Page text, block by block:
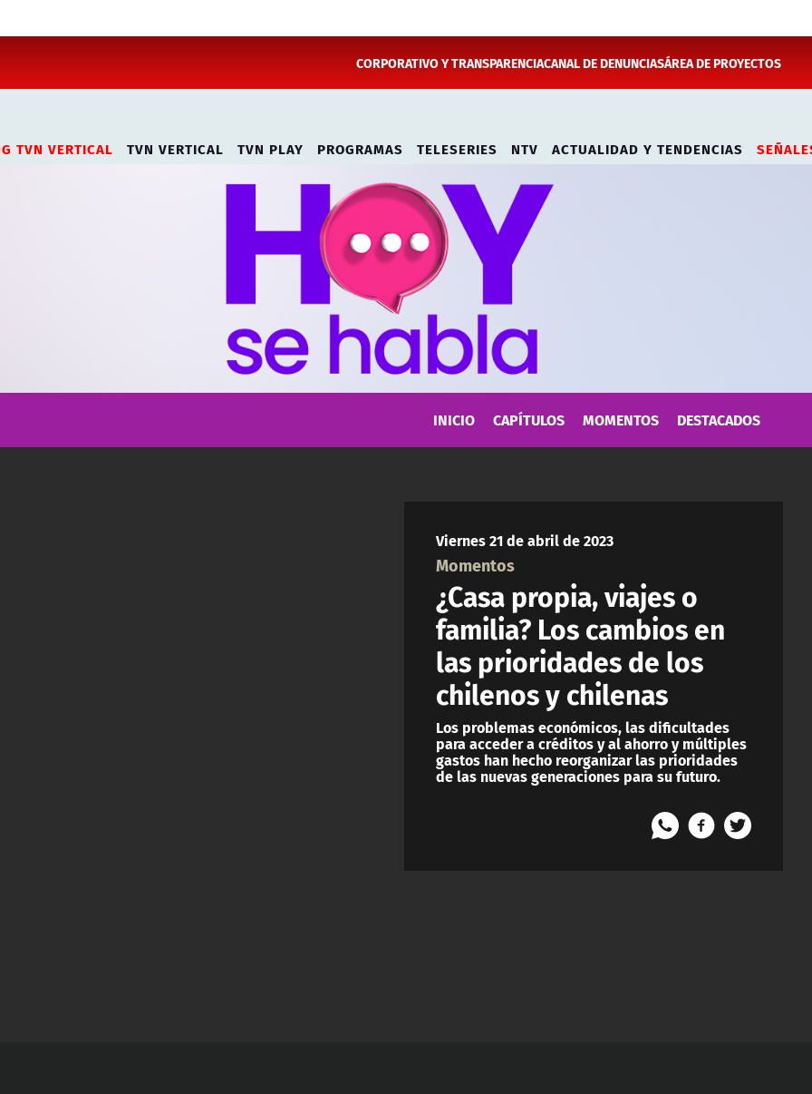
CORPORATIVO Y TRANSPARENCIACANAL DE DENUNCIASÁREA DE PROYECTOS
TVN VERTICAL TVN VERTICAL TVN PLAY PROGRAMAS TELESERIES NTV ACTUALIDAD Y TENDENCIAS
INICIO CAPÍTULOS MOMENTOS DESTACADOS
Viernes 21 de abril de 2023
Momentos
¿Casa propia, viajes o
familia? Los cambios en
las prioridades de los
chilenos y chilenas
Los problemas económicos, las dificultades
para acceder a créditos y al ahorro y múltiples
gastos han hecho reorganizar las prioridades
de las nuevas generaciones para su futuro.